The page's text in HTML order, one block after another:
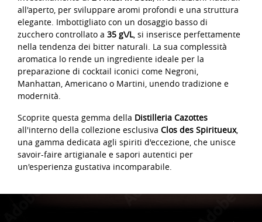
all'aperto, per sviluppare aromi profondi e una struttura
elegante. Imbottigliato con un dosaggio basso di
zucchero controllato a 35 g\/L, si inserisce perfettamente
nella tendenza dei bitter naturali. La sua complessità
aromatica lo rende un ingrediente ideale per la
preparazione di cocktail iconici come Negroni,
Manhattan, Americano o Martini, unendo tradizione e
modernità.
Scoprite questa gemma della Distilleria Cazottes
all'interno della collezione esclusiva Clos des Spiritueux,
una gamma dedicata agli spiriti d'eccezione, che unisce
savoir-faire artigianale e sapori autentici per
un'esperienza gustativa incomparabile.